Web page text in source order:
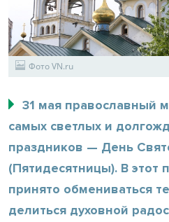
Фото VN.ru
31 мая православный
самых светлых и
праздников — День
(Пятидесятницы). В этот
принято обмениваться
делиться духовной